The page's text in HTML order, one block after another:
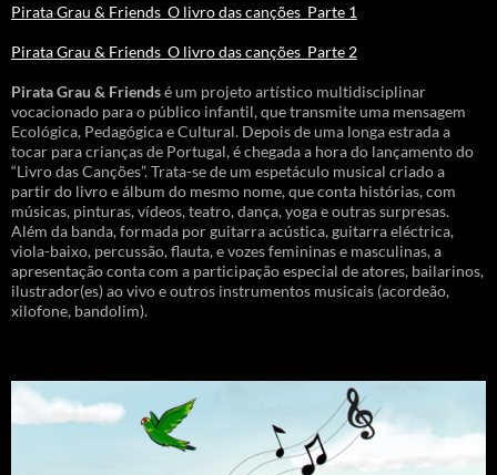
Pirata Grau & Friends_O livro das canções_Parte 1
Pirata Grau & Friends_O livro das canções_Parte 2
Pirata Grau & Friendsé um projeto artístico multidisciplinar
vocacionado para o público infantil, que transmite uma mensagem
Ecológica, Pedagógica e Cultural. Depois de uma longa estrada a
tocar para crianças de Portugal, é chegada a hora do lançamento do
“Livro das Canções”. Trata-se de um espetáculo musical criado a
partir do livro e álbum do mesmo nome, que conta histórias, com
músicas, pinturas, vídeos, teatro, dança, yoga e outras surpresas.
Além da banda, formada por guitarra acústica, guitarra eléctrica,
viola-baixo, percussão, flauta, e vozes femininas e masculinas, a
apresentação conta com a participação especial de atores, bailarinos,
ilustrador(es) ao vivo e outros instrumentos musicais (acordeão,
xilofone, bandolim).